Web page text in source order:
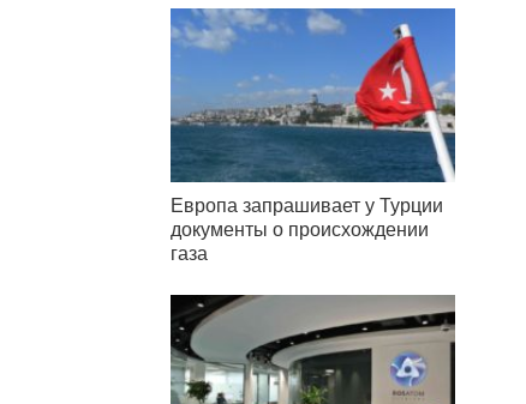
Европа запрашивает у Турции
документы о происхождении
газа